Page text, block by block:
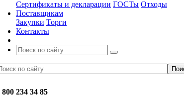
Сертификаты и декларации ГОСТы Отходы
Поставщикам
Закупки Торги
Контакты
800 234 34 85